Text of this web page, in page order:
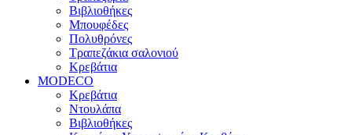
Βιβλιοθήκες
Μπουφέδες
Πολυθρόνες
Τραπεζάκια σαλονιού
Κρεβάτια
MODECO
Κρεβάτια
Ντουλάπα
Βιβλιοθήκες